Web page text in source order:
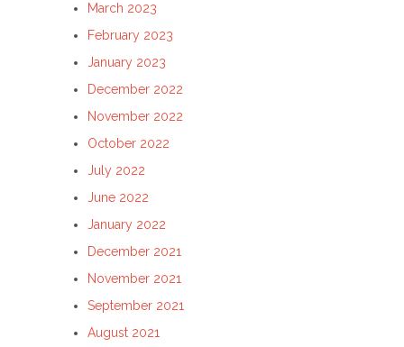
March 2023
February 2023
January 2023
December 2022
November 2022
October 2022
July 2022
June 2022
January 2022
December 2021
November 2021
September 2021
August 2021